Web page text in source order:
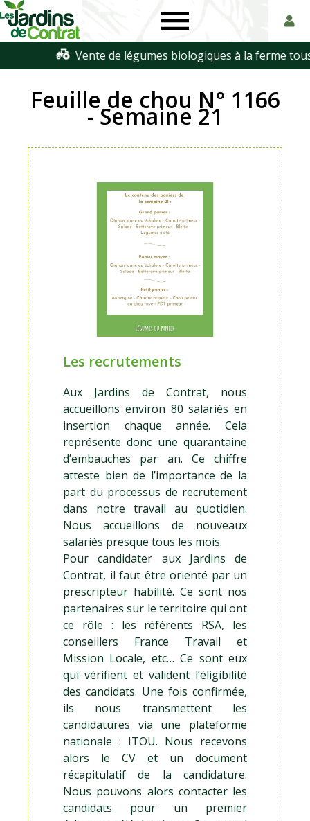
Jardins
de
Contrat
de
légumes
biologiques
Touraine
Feuille de chou N° 1166
- Semaine 21
Les recrutements
Aux Jardins de Contrat, nous
accueillons environ 80 salariés en
insertion chaque année. Cela
représente donc une quarantaine
d’embauches par an. Ce chiffre
atteste bien de l’importance de la
part du processus de recrutement
dans notre travail au quotidien.
Nous accueillons de nouveaux
salariés presque tous les mois.
Pour candidater aux Jardins de
Contrat, il faut être orienté par un
prescripteur habilité. Ce sont nos
partenaires sur le territoire qui ont
ce rôle : les référents RSA, les
conseillers France Travail et
Mission Locale, etc… Ce sont eux
qui vérifient et valident l’éligibilité
des candidats. Une fois confirmée,
ils nous transmettent les
candidatures via une plateforme
nationale : ITOU. Nous recevons
alors le CV et un document
récapitulatif de la candidature.
Nous pouvons alors contacter les
candidats pour un premier